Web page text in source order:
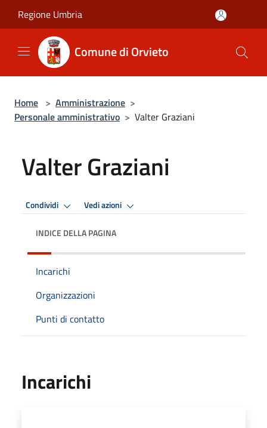
Regione Umbria
Comune di Orvieto
Home > Amministrazione >
Personale amministrativo > Valter Graziani
Valter Graziani
Condividi Vedi azioni
INDICE DELLA PAGINA
Incarichi
Organizzazioni
Punti di contatto
Incarichi